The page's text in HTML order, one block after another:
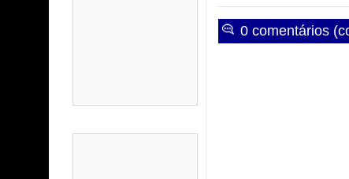
0 comentários